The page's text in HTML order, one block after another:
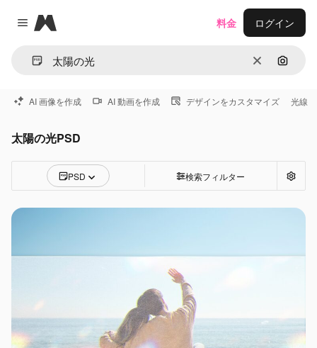
Close menu
Magnific
消去 画像で
料金 ログイン
AI 画像を作成 AI 動画を作成 デザインをカスタマイズ 光線
太陽の光PSD
PSD 検索フィルター